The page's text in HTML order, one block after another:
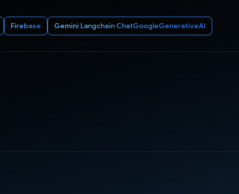
Firebase Gemini Langchain ChatGoogleGenerativeAI